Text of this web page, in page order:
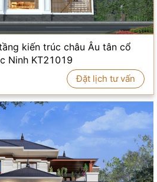
kiến trúc châu Âu tân cổ
Ninh KT21019
Đặt lịch tư vấn